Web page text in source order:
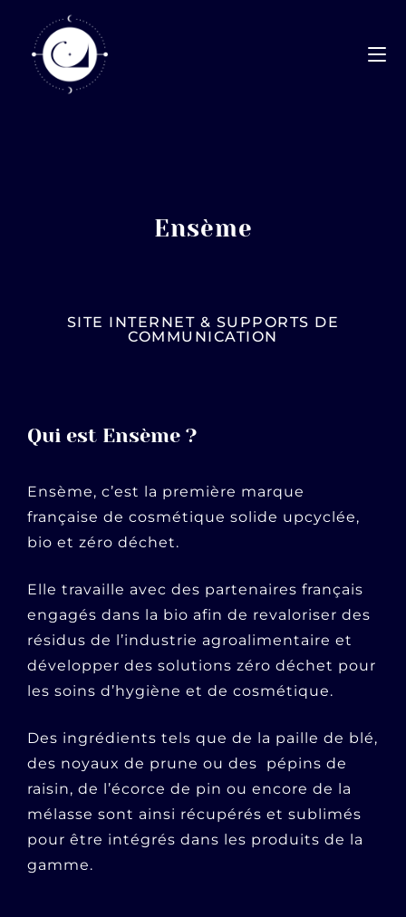
Ensème
SITE INTERNET & SUPPORTS DE
COMMUNICATION
Qui est Ensème ?
Ensème, c’est la première marque
française de cosmétique solide upcyclée,
bio et zéro déchet.
Elle travaille avec des partenaires français
engagés dans la bio afin de revaloriser des
résidus de l’industrie agroalimentaire et
développer des solutions zéro déchet pour
les soins d’hygiène et de cosmétique.
Des ingrédients tels que de la paille de blé,
des noyaux de prune ou des pépins de
raisin, de l’écorce de pin ou encore de la
mélasse sont ainsi récupérés et sublimés
pour être intégrés dans les produits de la
gamme.